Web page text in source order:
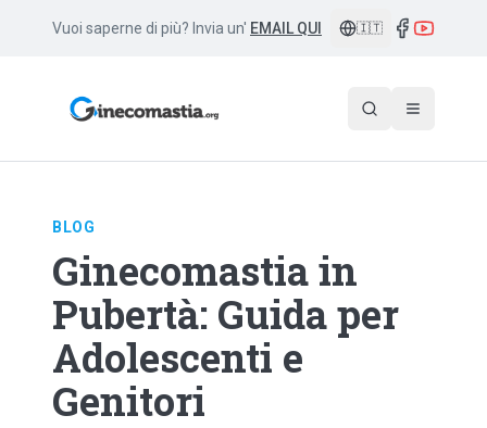
Vuoi saperne di più? Invia un' EMAIL QUI 🇮🇹
BLOG
Ginecomastia in
Pubertà: Guida per
Adolescenti e
Genitori